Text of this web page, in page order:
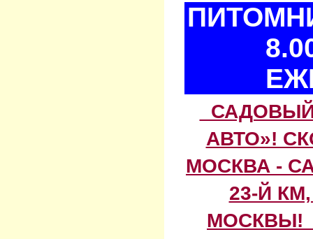
АВТО»!
МОСКВА -
23-Й
МОСКВЫ!